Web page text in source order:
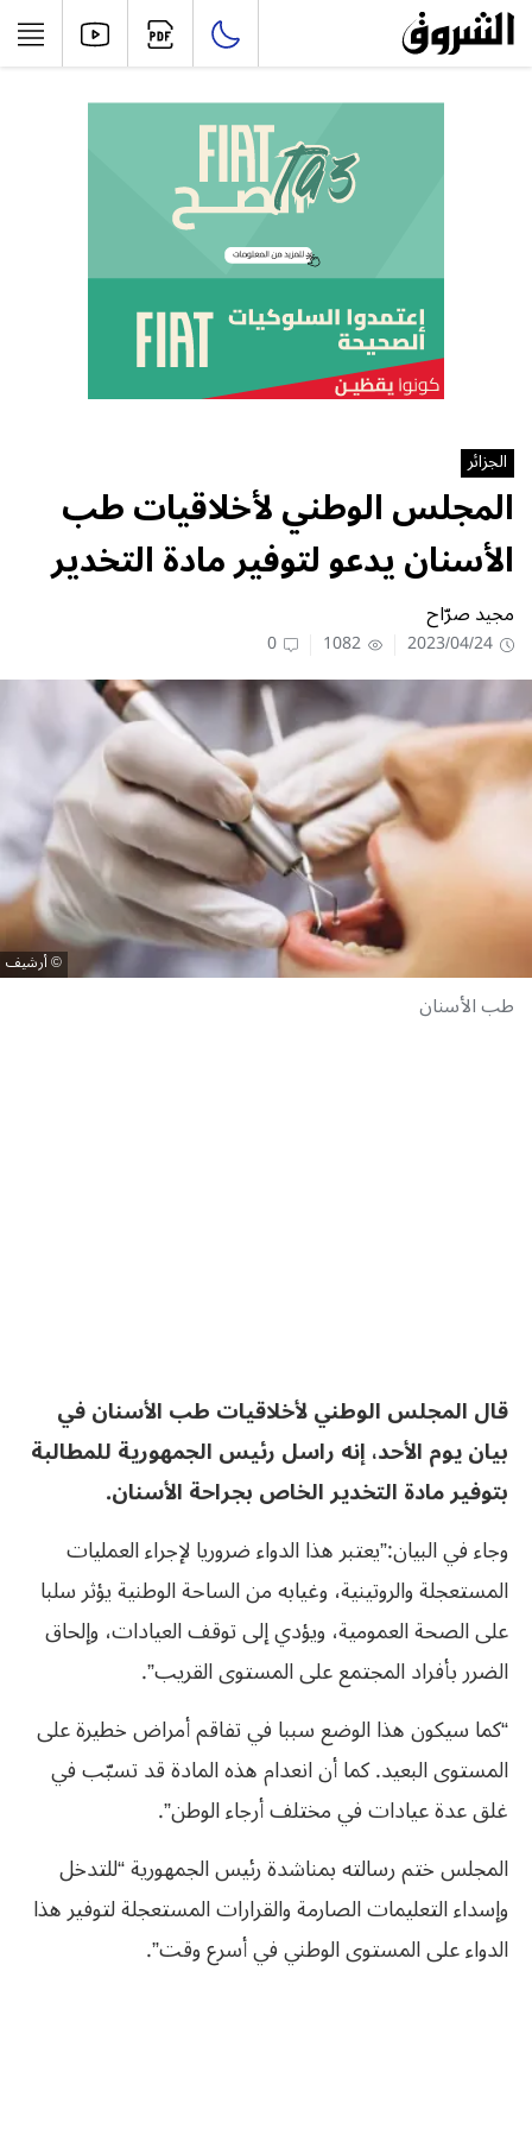
الجزائر
المجلس الوطني لأخلاقيات طب
الأسنان يدعو لتوفير مادة التخدير
مجيد صرّاح
2023/04/24
1082
0
أرشيف
طب الأسنان
قال المجلس الوطني لأخلاقيات طب الأسنان في
بيان يوم الأحد، إنه راسل رئيس الجمهورية للمطالبة
بتوفير مادة التخدير الخاص بجراحة الأسنان.
وجاء في البيان:”يعتبر هذا الدواء ضروريا لإجراء العمليات
المستعجلة والروتينية، وغيابه من الساحة الوطنية يؤثر سلبا
على الصحة العمومية، ويؤدي إلى توقف العيادات، وإلحاق
الضرر بأفراد المجتمع على المستوى القريب”.
“كما سيكون هذا الوضع سببا في تفاقم أمراض خطيرة على
المستوى البعيد. كما أن انعدام هذه المادة قد تسبّب في
غلق عدة عيادات في مختلف أرجاء الوطن”.
المجلس ختم رسالته بمناشدة رئيس الجمهورية “للتدخل
وإسداء التعليمات الصارمة والقرارات المستعجلة لتوفير هذا
الدواء على المستوى الوطني في أسرع وقت”.